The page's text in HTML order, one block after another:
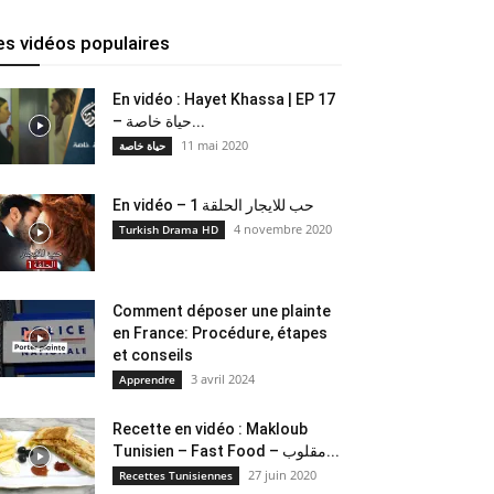
vidéos populaires
En vidéo : Hayet Khassa | EP 17
– حياة خاصة...
حياة خاصة 11 mai 2020
En vidéo – حب للايجار الحلقة 1
Turkish Drama HD 4 novembre 2020
Comment déposer une plainte
en France: Procédure, étapes
et conseils
Apprendre 3 avril 2024
Recette en vidéo : Makloub
Tunisien – Fast Food – مقلوب...
Recettes Tunisiennes 27 juin 2020